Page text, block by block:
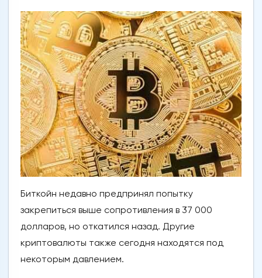
Биткойн недавно предпринял попытку
закрепиться выше сопротивления в 37 000
долларов, но откатился назад. Другие
криптовалюты также сегодня находятся под
некоторым давлением.